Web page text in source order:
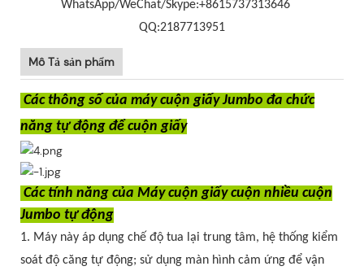
WhatsApp/WeChat/Skype:+8615737313646
QQ:2187713951
Mô Tả sản phẩm
Các thông số của máy cuộn giấy Jumbo đa chức
năng tự động để cuộn giấy
Các tính năng của Máy cuộn giấy cuộn nhiều cuộn
Jumbo tự động
1. Máy này áp dụng chế độ tua lại trung tâm, hệ thống kiểm
soát độ căng tự động; sử dụng màn hình cảm ứng để vận